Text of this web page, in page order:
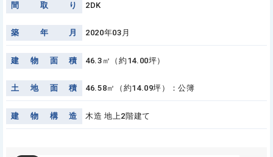
間 取 り 2DK
築 年 月 2020年03月
建 物 面 積 46.3㎡（約14.00坪）
土 地 面 積 46.58㎡（約14.09坪）：公簿
建 物 構 造 木造 地上2階建て